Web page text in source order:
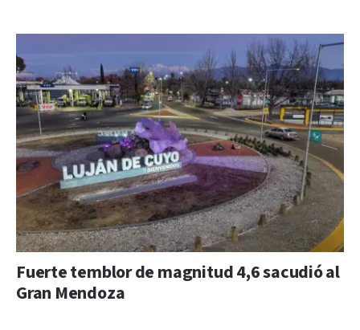
Fuerte temblor de magnitud 4,6 sacudió al
Gran Mendoza